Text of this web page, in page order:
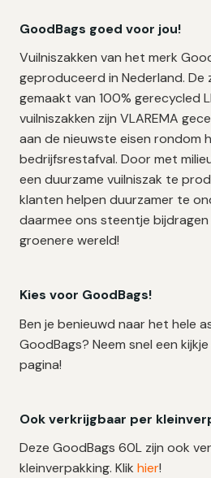
GoodBags goed voor jou!
Vuilniszakken van het merk
geproduceerd in Nederland. De
gemaakt van 100% gerecycled
vuilniszakken zijn VLAREMA
aan de nieuwste eisen rondom
bedrijfsrestafval. Door met
een duurzame vuilniszak te
klanten helpen duurzamer te
daarmee ons steentje
groenere wereld!
Kies voor GoodBags!
Ben je benieuwd naar het hele
GoodBags? Neem snel een
pagina!
Ook verkrijgbaar per
Deze GoodBags 60L zijn ook
kleinverpakking. Klik hier!